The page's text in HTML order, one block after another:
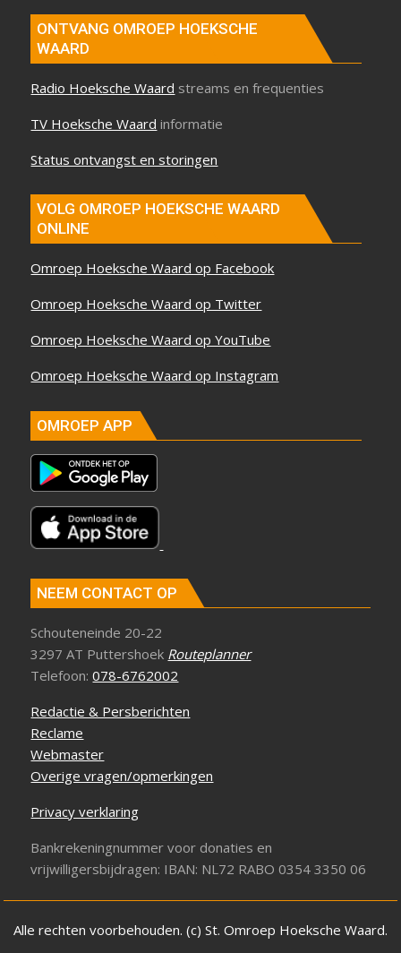
ONTVANG OMROEP HOEKSCHE
WAARD
Radio Hoeksche Waard streams en frequenties
TV Hoeksche Waard informatie
Status ontvangst en storingen
VOLG OMROEP HOEKSCHE WAARD
ONLINE
Omroep Hoeksche Waard op Facebook
Omroep Hoeksche Waard op Twitter
Omroep Hoeksche Waard op YouTube
Omroep Hoeksche Waard op Instagram
OMROEP APP
NEEM CONTACT OP
Schouteneinde 20-22
3297 AT Puttershoek Routeplanner
Telefoon:078-6762002
Redactie & Persberichten
Reclame
Webmaster
Overige vragen/opmerkingen
Privacy verklaring
Bankrekeningnummer voor donaties en
vrijwilligersbijdragen: IBAN: NL72 RABO 0354 3350 06
Alle rechten voorbehouden. (c) St. Omroep Hoeksche Waard.